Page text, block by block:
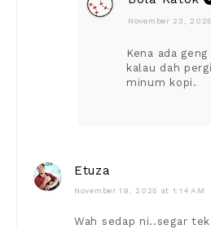
November 23,
Kena ada
kalau dah
minum kopi.
Etuza
November 19, 2025 at 1:14 AM
Wah sedap ni..segar